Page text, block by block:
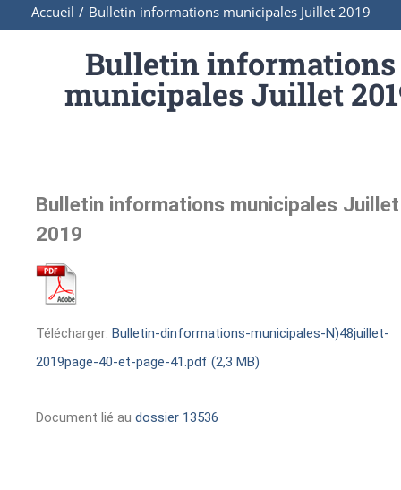
Accueil / Bulletin informations municipales Juillet 2019
Bulletin informations
municipales Juillet
Bulletin informations municipales Juillet
2019
Télécharger: Bulletin-dinformations-municipales-N)48juillet-
2019page-40-et-page-41.pdf (2,3 MB)
Document lié au dossier 13536